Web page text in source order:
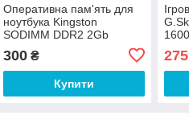
Оперативна пам'ять для
ноутбука Kingston
SODIMM DDR2 2Gb
667MHz PC2-5300s 2R8
CL5 (KVR667D2S5/2G) Б/В
300₴
Купити
275